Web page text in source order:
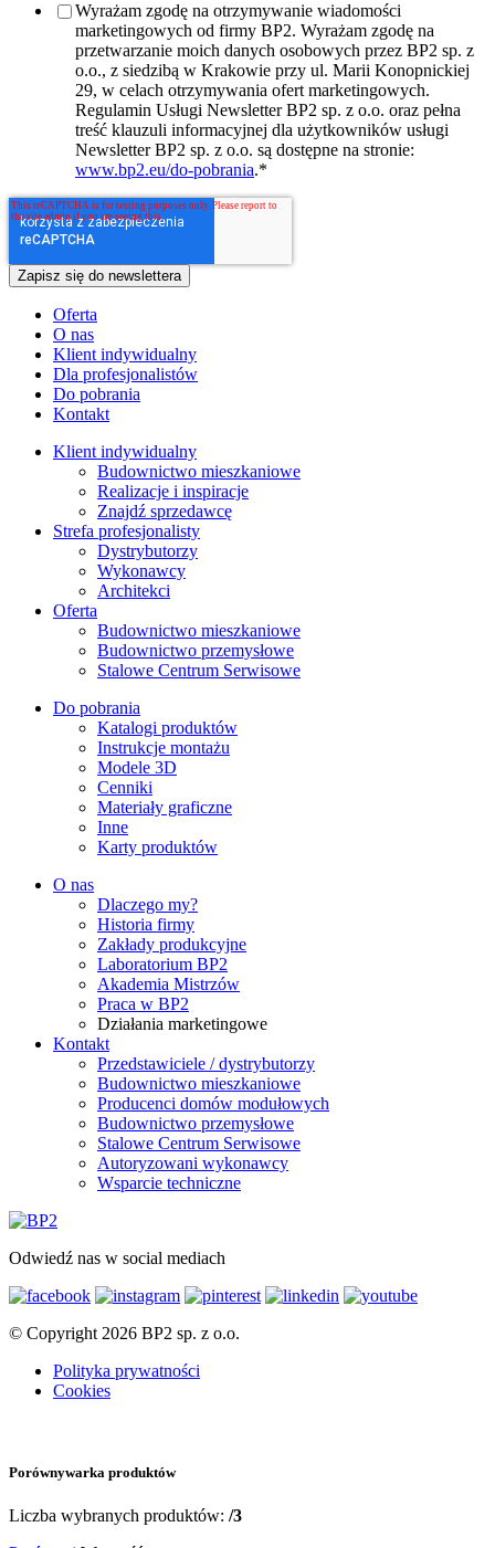
Wyrażam zgodę na otrzymywanie wiadomości
marketingowych od firmy BP2. Wyrażam zgodę na
przetwarzanie moich danych osobowych przez BP2 sp. z
o.o., z siedzibą w Krakowie przy ul. Marii Konopnickiej
29, w celach otrzymywania ofert marketingowych.
Regulamin Usługi Newsletter BP2 sp. z o.o. oraz pełna
treść klauzuli informacyjnej dla użytkowników usługi
Newsletter BP2 sp. z o.o. są dostępne na stronie:
www.bp2.eu/do-pobrania.*
Oferta
O nas
Klient indywidualny
Dla profesjonalistów
Do pobrania
Kontakt
Klient indywidualny
Budownictwo mieszkaniowe
Realizacje i inspiracje
Znajdź sprzedawcę
Strefa profesjonalisty
Dystrybutorzy
Wykonawcy
Architekci
Oferta
Budownictwo mieszkaniowe
Budownictwo przemysłowe
Stalowe Centrum Serwisowe
Do pobrania
Katalogi produktów
Instrukcje montażu
Modele 3D
Cenniki
Materiały graficzne
Inne
Karty produktów
O nas
Dlaczego my?
Historia firmy
Zakłady produkcyjne
Laboratorium BP2
Akademia Mistrzów
Praca w BP2
Działania marketingowe
Kontakt
Przedstawiciele / dystrybutorzy
Budownictwo mieszkaniowe
Producenci domów modułowych
Budownictwo przemysłowe
Stalowe Centrum Serwisowe
Autoryzowani wykonawcy
Wsparcie techniczne
Odwiedź nas w social mediach
© Copyright 2026 BP2 sp. z o.o.
Polityka prywatności
Cookies
Porównywarka produktów
Liczba wybranych produktów: /3